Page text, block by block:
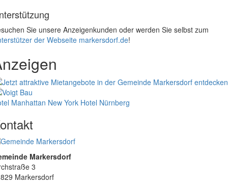
Sie unsere Anzeigenkunden oder werden Sie selbst zum
der Webseite markersdorf.de!
Manhattan New York Hotel Nürnberg
Markersdorf
3
Markersdorf